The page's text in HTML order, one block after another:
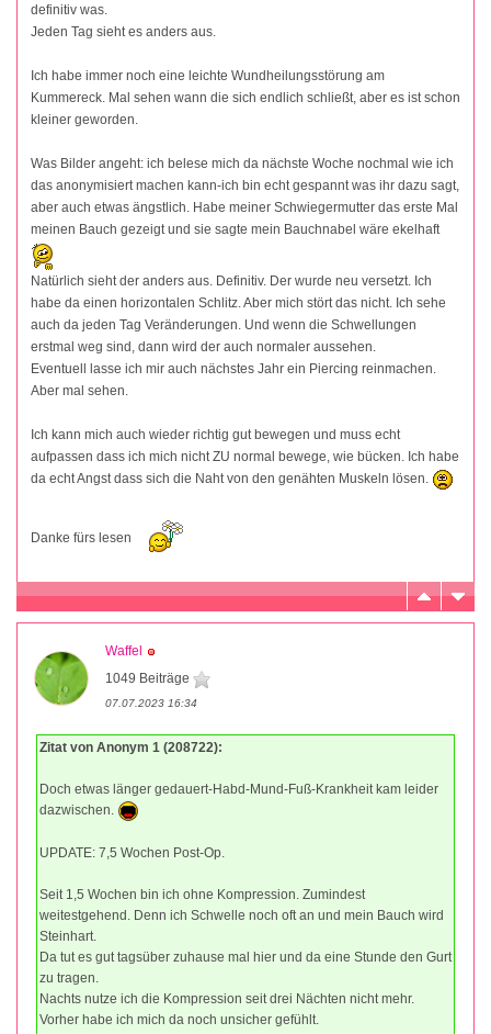
definitiv was.
Jeden Tag sieht es anders aus.
Ich habe immer noch eine leichte Wundheilungsstörung am
Kummereck. Mal sehen wann die sich endlich schließt, aber es ist schon
kleiner geworden.
Was Bilder angeht: ich belese mich da nächste Woche nochmal wie ich
das anonymisiert machen kann-ich bin echt gespannt was ihr dazu sagt,
aber auch etwas ängstlich. Habe meiner Schwiegermutter das erste Mal
meinen Bauch gezeigt und sie sagte mein Bauchnabel wäre ekelhaft
Natürlich sieht der anders aus. Definitiv. Der wurde neu versetzt. Ich
habe da einen horizontalen Schlitz. Aber mich stört das nicht. Ich sehe
auch da jeden Tag Veränderungen. Und wenn die Schwellungen
erstmal weg sind, dann wird der auch normaler aussehen.
Eventuell lasse ich mir auch nächstes Jahr ein Piercing reinmachen.
Aber mal sehen.
Ich kann mich auch wieder richtig gut bewegen und muss echt
aufpassen dass ich mich nicht ZU normal bewege, wie bücken. Ich habe
da echt Angst dass sich die Naht von den genähten Muskeln lösen.
Danke fürs lesen
Waffel
1049 Beiträge
07.07.2023 16:34
Zitat von Anonym 1 (208722):
Doch etwas länger gedauert-Habd-Mund-Fuß-Krankheit kam leider
dazwischen.
UPDATE: 7,5 Wochen Post-Op.
Seit 1,5 Wochen bin ich ohne Kompression. Zumindest
weitestgehend. Denn ich Schwelle noch oft an und mein Bauch wird
Steinhart.
Da tut es gut tagsüber zuhause mal hier und da eine Stunde den Gurt
zu tragen.
Nachts nutze ich die Kompression seit drei Nächten nicht mehr.
Vorher habe ich mich da noch unsicher gefühlt.